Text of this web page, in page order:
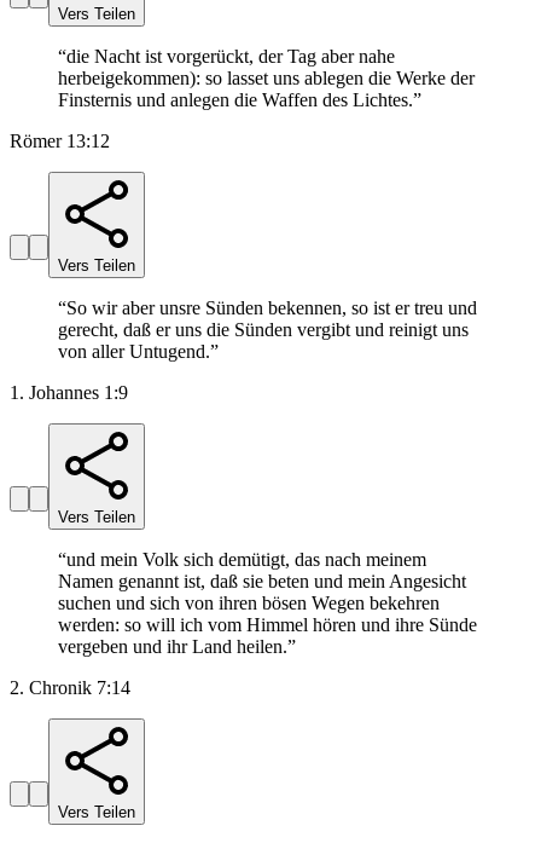
Vers Teilen
“die Nacht ist vorgerückt, der Tag aber nahe
herbeigekommen): so lasset uns ablegen die Werke der
Finsternis und anlegen die Waffen des Lichtes.”
Römer 13:12
Vers Teilen
“So wir aber unsre Sünden bekennen, so ist er treu und
gerecht, daß er uns die Sünden vergibt und reinigt uns
von aller Untugend.”
1. Johannes 1:9
Vers Teilen
“und mein Volk sich demütigt, das nach meinem
Namen genannt ist, daß sie beten und mein Angesicht
suchen und sich von ihren bösen Wegen bekehren
werden: so will ich vom Himmel hören und ihre Sünde
vergeben und ihr Land heilen.”
2. Chronik 7:14
Vers Teilen